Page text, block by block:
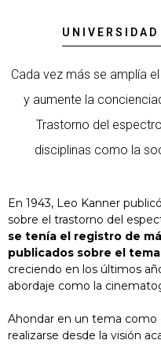
Cada vez más se amplía
y aumente la
Trastorno del
disciplinas como la
En 1943, Leo Kanner
sobre el trastorno del
se tenía el registro de
publicados sobre el tema
creciendo en los últimos
abordaje como la
Ahondar en un tema como
realizarse desde la visión